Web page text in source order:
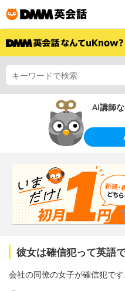
AI講師
彼女は確信犯って英語
会社の同僚の女子が確信犯です